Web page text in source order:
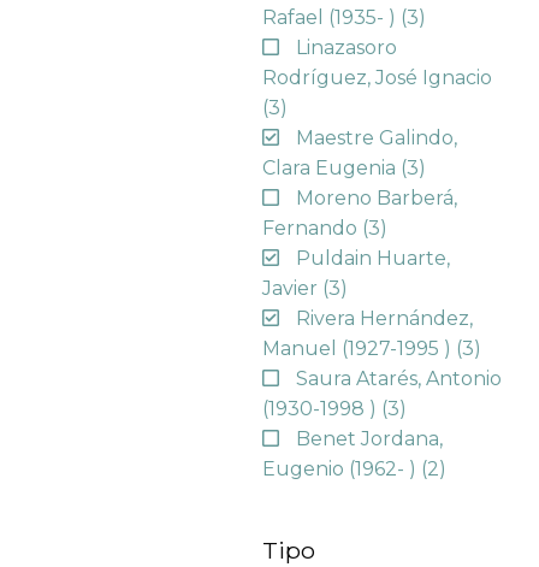
Rafael (1935- ) (3)
Linazasoro
Rodríguez, José Ignacio
(3)
Maestre Galindo,
Clara Eugenia (3)
Moreno Barberá,
Fernando (3)
Puldain Huarte,
Javier (3)
Rivera Hernández,
Manuel (1927-1995 ) (3)
Saura Atarés, Antonio
(1930-1998 ) (3)
Benet Jordana,
Eugenio (1962- ) (2)
Tipo